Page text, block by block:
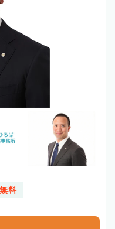
料